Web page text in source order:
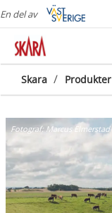
En del av
Skara / Produkter
Fotograf: Marcus Elmerstad